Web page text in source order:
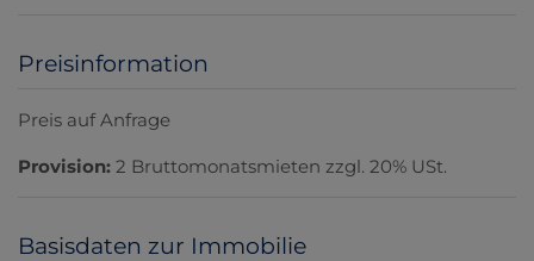
Preisinformation
Preis auf Anfrage
Provision: 2 Bruttomonatsmieten zzgl. 20% USt.
Basisdaten zur Immobilie